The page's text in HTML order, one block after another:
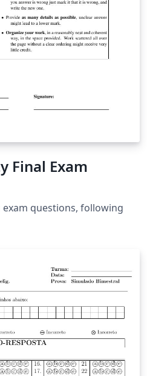
Final Exam
questions, following